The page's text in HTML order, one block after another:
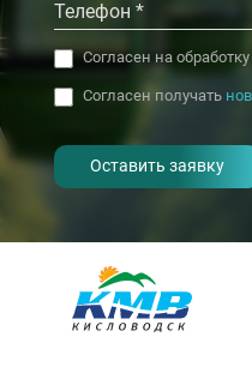
Согласен на обработку
Согласен получать